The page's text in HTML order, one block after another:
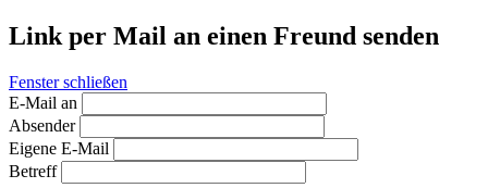
Link per Mail an einen Freund senden
Fenster schließen
E-Mail an
Absender
Eigene E-Mail
Betreff